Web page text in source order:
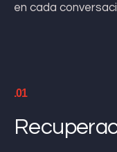
en cada
.01